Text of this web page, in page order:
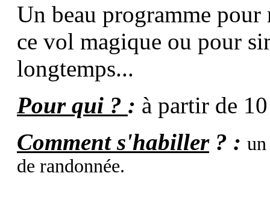
Un beau programme
ce vol magique ou pour
longtemps...
Pour qui ? : à partir de
Comment s'habiller? : un
de randonnée.